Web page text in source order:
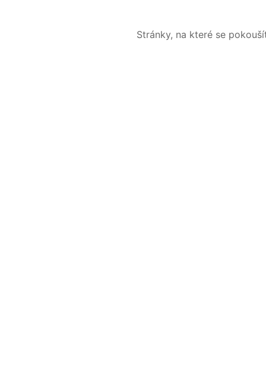
Stránky, na které se